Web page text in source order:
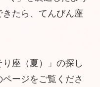
たら、てんびん座
り座（夏）」の探し
ージをご覧くださ